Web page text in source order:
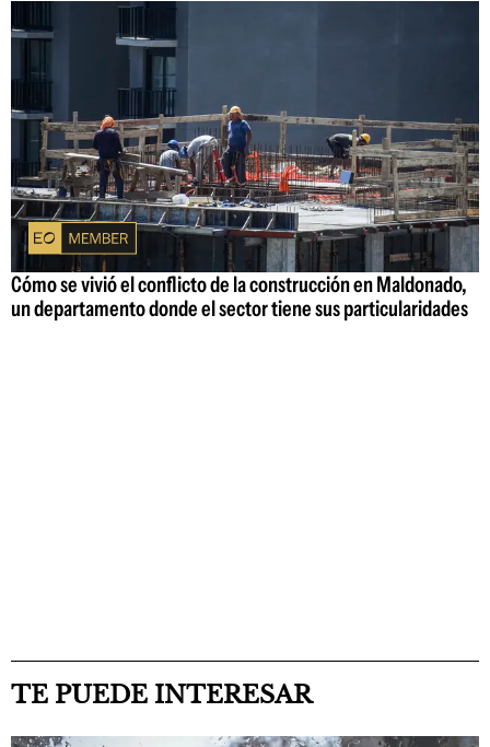
Cómo se vivió el conflicto de la construcción en Maldonado,
un departamento donde el sector tiene sus particularidades
TE PUEDE INTERESAR